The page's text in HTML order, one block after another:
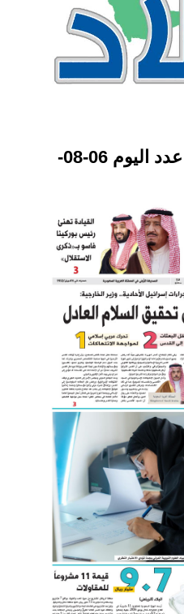
تحميل PDF البلاد عدد اليوم 06-08-